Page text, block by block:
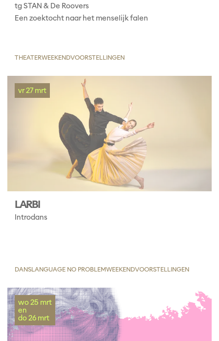
tg STAN & De Roovers
Een zoektocht naar het menselijk falen
THEATERWEEKENDVOORSTELLINGEN
LARBI
Introdans
vr 27 mrt
DANSLANGUAGE NO PROBLEMWEEKENDVOORSTELLINGEN
wo 25 mrt
en
do 26 mrt